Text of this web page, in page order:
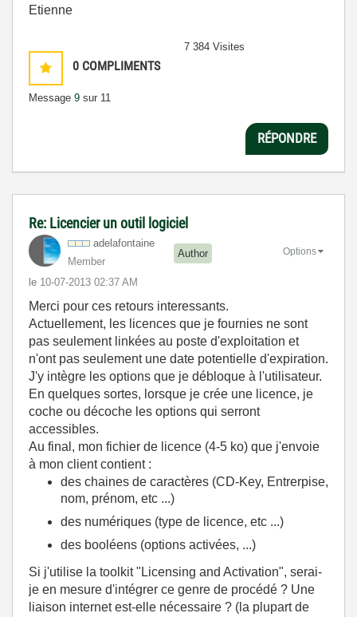
Etienne
0 COMPLIMENTS
Message 9 sur 11
7 384 Visites
RÉPONDRE
Re: Licencier un outil logiciel
adelafontaine
Member
Author
le ‎10-07-2013 02:37 AM
Options
Merci pour ces retours interessants.
Actuellement, les licences que je fournies ne sont
pas seulement linkées au poste d'exploitation et
n'ont pas seulement une date potentielle d'expiration.
J'y intègre les options que je débloque à l'utilisateur.
En quelques sortes, lorsque je crée une licence, je
coche ou décoche les options qui serront
accessibles.
Au final, mon fichier de licence (4-5 ko) que j'envoie
à mon client contient :
des chaines de caractères (CD-Key, Entrerpise,
nom, prénom, etc ...)
des numériques (type de licence, etc ...)
des booléens (options activées, ...)
Si j'utilise la toolkit "Licensing and Activation", serai-
je en mesure d'intégrer ce genre de procédé ? Une
liaison internet est-elle nécessaire ? (la plupart de